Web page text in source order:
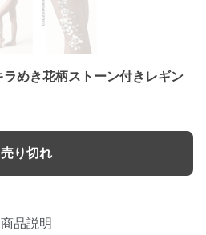
めき花柄ストーン付きレギン
売り切れ
商品説明